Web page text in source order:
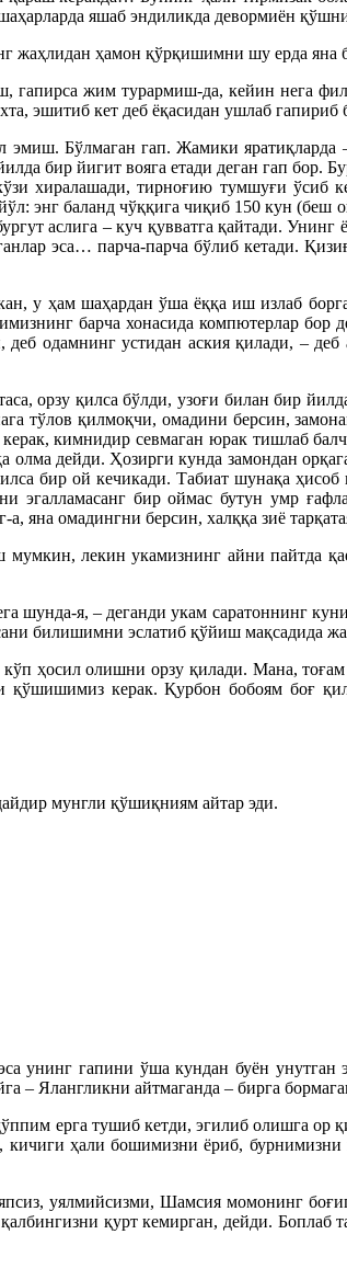
яшаб эндиликда девормиён
жаҳлидан ҳамон қўрқишимни шу ерда яна
жим турармиш-да, кейин нега фил
эшитиб кет деб ёқасидан ушлаб
Бўлмаган гап. Жамики яратиқларда
бир йигит вояга етади деган гап
хиралашади, тирноғию тумшуғи ўсиб
энг баланд чўққига чиқиб 150 кун
аслига – куч қувватга қайтади. Унинг
эса… парча-парча бўлиб кетади.
у ҳам шаҳардан ўша ёққа иш излаб
барча хонасида компютерлар бор
деб одамнинг устидан аския қилади, –
орзу қилса бўлди, узоғи билан бир
тўлов қилмоқчи, омадини берсин,
кимнидир севмаган юрак тишлаб
дейди. Ҳозирги кунда замондан
бир ой кечикади. Табиат шунақа
эгалламасанг бир оймас бутун умр
омадингни берсин, халққа зиё
мумкин, лекин укамизнинг айни пайтда
шунда-я, – деганди укам саратоннинг
билишимни эслатиб қўйиш мақсадида
ҳосил олишни орзу қилади. Мана,
керак. Қурбон бобоям боғ
мунгли қўшиқниям айтар эди.
унинг гапини ўша кундан буён
Ялангликни айтмаганда – бирга
ерга тушиб кетди, эгилиб олишга ор
ҳали бошимизни ёриб,
уялмийсизми, Шамсия момонинг
қурт кемирган, дейди.